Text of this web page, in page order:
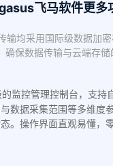
飞马软件更多
输均采用国际级数据加
确保数据传输与云端存储
监控管理控制台，支持
数据采集范围等多维度
。操作界面直观易懂，